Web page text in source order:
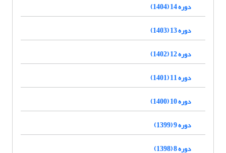
دوره 14 (1404)
دوره 13 (1403)
دوره 12 (1402)
دوره 11 (1401)
دوره 10 (1400)
دوره 9 (1399)
دوره 8 (1398)